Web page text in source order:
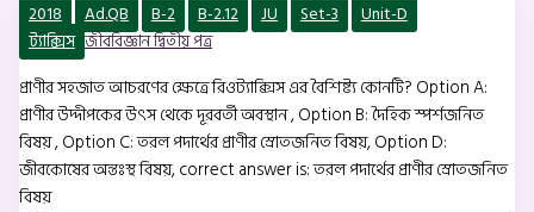
2018 Ad.QB B-2 B-2.12 JU Set-3
Unit-D
ট্যাক্সিস জীববিজ্ঞান দ্বিতীয় পত্র
প্রাণীর সহজাত আচরণের ক্ষেত্রে রিওট্যাক্সিস এর বৈশিষ্ট্য কোনটি? Option A:
প্রাণীর উদ্দীপকের উৎস থেকে দূরবর্তী অবস্থান , Option B: দৈহিক স্পর্শজনিত
বিষয় , Option C: তরল পদার্থের প্রাণীর স্রোতজনিত বিষয়, Option D:
জীবকোষের অন্তঃস্থ বিষয়, correct answer is: তরল পদার্থের প্রাণীর স্রোতজনিত
বিষয়